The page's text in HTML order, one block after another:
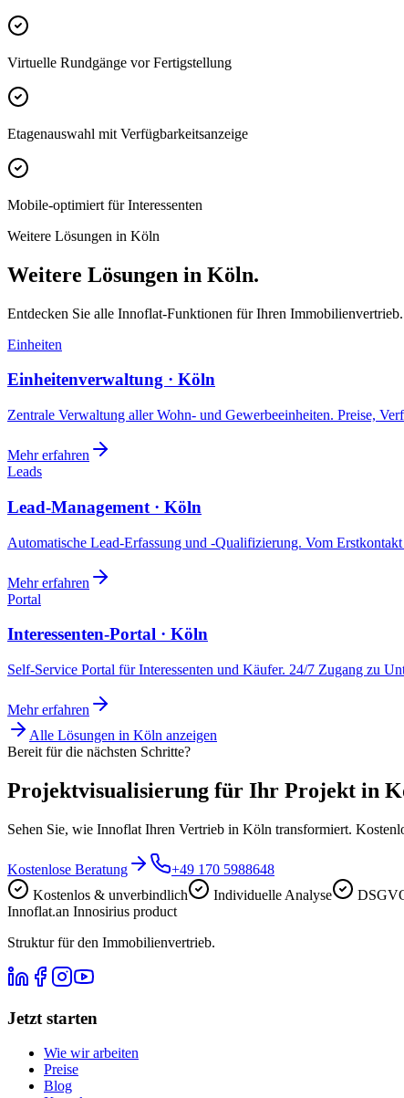
Virtuelle Rundgänge vor Fertigstellung
Etagenauswahl mit Verfügbarkeitsanzeige
Mobile-optimiert für Interessenten
Weitere Lösungen in Köln
Weitere Lösungen in Köln.
Entdecken Sie alle Innoflat-Funktionen für Ihren Immobilienvertrieb.
Einheiten
Einheitenverwaltung · Köln
Zentrale Verwaltung aller Wohn- und Gewerbeeinheiten. Preise,
Mehr erfahren
Leads
Lead-Management · Köln
Automatische Lead-Erfassung und -Qualifizierung. Vom
Mehr erfahren
Portal
Interessenten-Portal · Köln
Self-Service Portal für Interessenten und Käufer. 24/7 Zugang zu
Mehr erfahren
Alle Lösungen in Köln anzeigen
Bereit für die nächsten Schritte?
Projektvisualisierung für Ihr Projekt in
Sehen Sie, wie Innoflat Ihren Vertrieb in Köln transformiert.
Kostenlose Beratung
+49 170 5988648
Kostenlos & unverbindlich
Individuelle Analyse
Innoflat.an Innosirius product
Struktur für den Immobilienvertrieb.
Jetzt starten
Wie wir arbeiten
Preise
Blog